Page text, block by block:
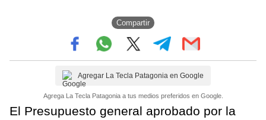
Compartir
Agregar La Tecla Patagonia en Google
Agrega La Tecla Patagonia a tus medios preferidos en Google.
El Presupuesto general aprobado por la